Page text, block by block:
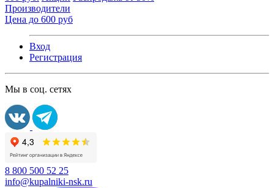
Производители
Цена до 600 руб
Вход
Регистрация
Мы в соц. сетях
8 800 500 52 25
info@kupalniki-nsk.ru